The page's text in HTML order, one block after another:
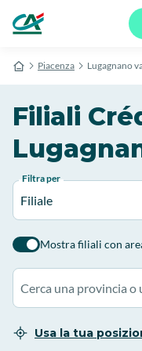
Piacenza Lugagnano
Filiali
Filtra per
Filiale
Mostra filiali con
Usa la tua